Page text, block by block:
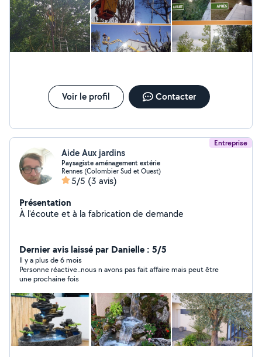
Voir le profil Contacter
Entreprise
Aide Aux jardins
Paysagiste aménagement extérie
Rennes (Colombier Sud et Ouest)
5/5 (3 avis)
Présentation
À l'écoute et à la fabrication de demande
Dernier avis laissé par Danielle : 5/5
Il y a plus de 6 mois
Personne réactive..nous n avons pas fait affaire mais peut être
une prochaine fois